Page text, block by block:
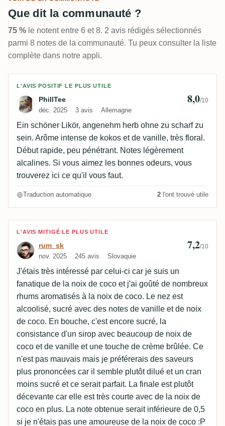
Que dit la communauté ?
75 % le notent entre 6 et 8. 2 avis rédigés sélectionnés
parmi 8 notes de la communauté. Tu peux consulter la liste
complète dans notre appli.
Avis de PhillTee
L'AVIS POSITIF LE PLUS UTILE
PhillTee
déc. 2025 3 avis Allemagne
8,0/10
Ein schöner Likör, angenehm herb ohne zu scharf zu
sein. Arôme intense de kokos et de vanille, très floral.
Début rapide, peu pénétrant. Notes légèrement
alcalines. Si vous aimez les bonnes odeurs, vous
trouverez ici ce qu'il vous faut.
Traduction automatique 2 l'ont trouvé utile
Avis de rum_sk
L'AVIS MITIGÉ LE PLUS UTILE
rum_sk
nov. 2025 245 avis Slovaquie
7,2/10
J'étais très intéressé par celui-ci car je suis un
fanatique de la noix de coco et j'ai goûté de nombreux
rhums aromatisés à la noix de coco. Le nez est
alcoolisé, sucré avec des notes de vanille et de noix
de coco. En bouche, c'est encore sucré, la
consistance d'un sirop avec beaucoup de noix de
coco et de vanille et une touche de crème brûlée. Ce
n'est pas mauvais mais je préférerais des saveurs
plus prononcées car il semble plutôt dilué et un cran
moins sucré et ce serait parfait. La finale est plutôt
décevante car elle est très courte avec de la noix de
coco en plus. La note obtenue serait inférieure de 0,5
si je n'étais pas une amoureuse de la noix de coco :P